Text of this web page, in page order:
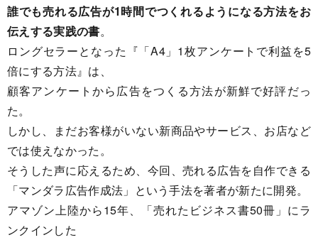
誰でも売れる広告が1時間でつくれるようになる方法をお
伝えする実践の書。
ロングセラーとなった『「A4」1枚アンケートで利益を5
倍にする方法』は、
顧客アンケートから広告をつくる方法が新鮮で好評だっ
た。
しかし、まだお客様がいない新商品やサービス、お店など
では使えなかった。
そうした声に応えるため、今回、売れる広告を自作できる
「マンダラ広告作成法」という手法を著者が新たに開発。
アマゾン上陸から15年、「売れたビジネス書50冊」にラ
ンクインした